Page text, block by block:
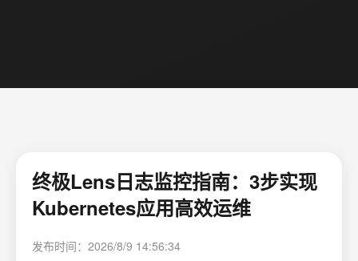
终极Lens日志监控指南：3步实现
Kubernetes应用高效运维
发布时间：2026/8/9 14:56:34